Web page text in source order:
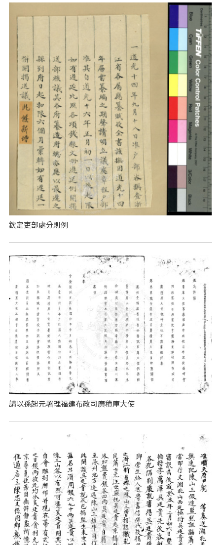
欽定吏部處分則例
請以孫起元署理福建布政司廣積庫大使